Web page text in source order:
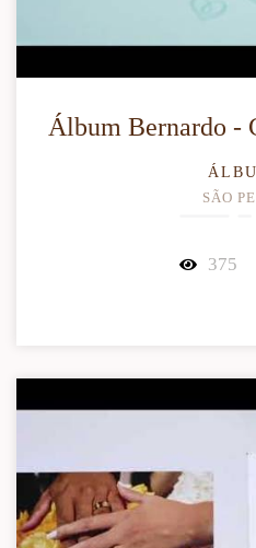
Álbum Bernardo -
SÃO
375